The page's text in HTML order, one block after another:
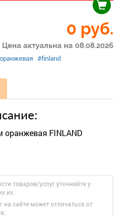
0 руб.
Цена актуальна на 08.08.2026
#finland
оранжевая FINLAND
товаров/услуг уточняйте у
их.
на сайте может отличаться от